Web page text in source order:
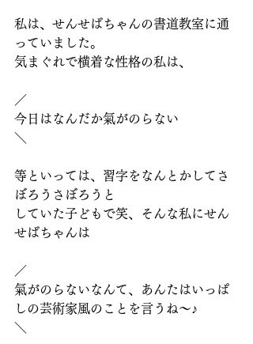
私は、せんせばちゃんの書道教室に通
っていました。
気まぐれで横着な性格の私は、
／
今日はなんだか氣がのらない
＼
等といっては、習字をなんとかしてさ
ぼろうさぼろうと
していた子どもで笑、そんな私にせん
せばちゃんは
／
氣がのらないなんて、あんたはいっぱ
しの芸術家風のことを言うね～♪
＼